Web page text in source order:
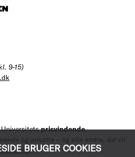
BRUGER COOKIES
9-15)
Universitetsprisvindende,
og ansatte – og alle andre, der vil
her.